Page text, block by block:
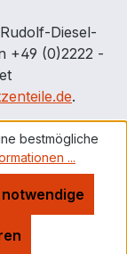
Diesel-
+49 (0)2222 -
.
bestmögliche
...